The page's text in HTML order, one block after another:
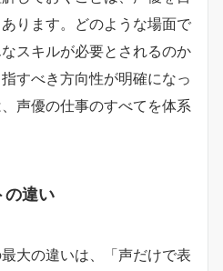
ります。どのような場面で
スキルが必要とされるのか
すべき方向性が明確になっ
声優の仕事のすべてを体系
の違い
大の違いは、「声だけで表